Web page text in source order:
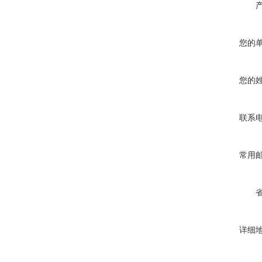
您的
您的
联系
常用
详细